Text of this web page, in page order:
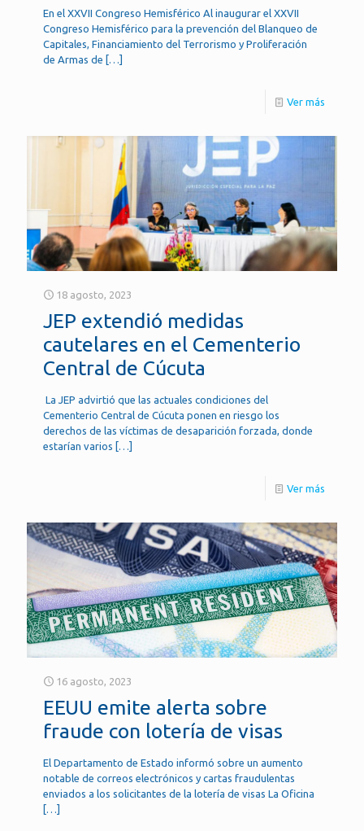
En el XXVII Congreso Hemisférico Al inaugurar el XXVII
Congreso Hemisférico para la prevención del Blanqueo de
Capitales, Financiamiento del Terrorismo y Proliferación
de Armas de […]
Ver más
18 agosto, 2023
JEP extendió medidas
cautelares en el Cementerio
Central de Cúcuta
La JEP advirtió que las actuales condiciones del
Cementerio Central de Cúcuta ponen en riesgo los
derechos de las víctimas de desaparición forzada, donde
estarían varios […]
Ver más
16 agosto, 2023
EEUU emite alerta sobre
fraude con lotería de visas
El Departamento de Estado informó sobre un aumento
notable de correos electrónicos y cartas fraudulentas
enviados a los solicitantes de la lotería de visas La Oficina
[…]